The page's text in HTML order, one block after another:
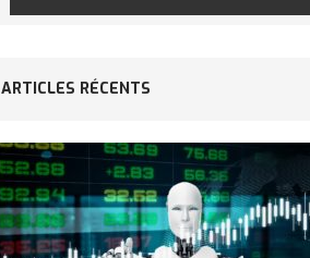
ARTICLES RÉCENTS